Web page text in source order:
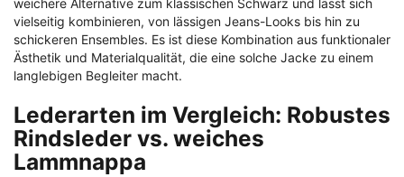
weichere Alternative zum klassischen Schwarz und lässt sich
vielseitig kombinieren, von lässigen Jeans-Looks bis hin zu
schickeren Ensembles. Es ist diese Kombination aus funktionaler
Ästhetik und Materialqualität, die eine solche Jacke zu einem
langlebigen Begleiter macht.
Lederarten im Vergleich: Robustes
Rindsleder vs. weiches
Lammnappa